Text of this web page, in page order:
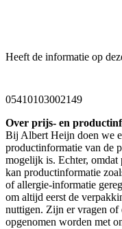
Heeft de informatie op
05410103002149
Over prijs- en
Bij Albert Heijn doen we
productinformatie van de
mogelijk is. Echter, omdat
kan productinformatie
of allergie-informatie
om altijd eerst de
nuttigen. Zijn er vragen of
opgenomen worden met